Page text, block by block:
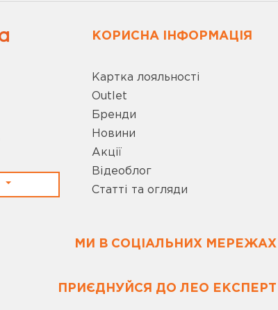
КОРИСНА ІНФОРМАЦІЯ
Картка лояльності
Outlet
Бренди
Новини
Акції
Відеоблог
Статті та огляди
МИ В СОЦІАЛЬНИХ МЕРЕЖАХ
ПРИЄДНУЙСЯ ДО ЛЕО ЕКСПЕРТ